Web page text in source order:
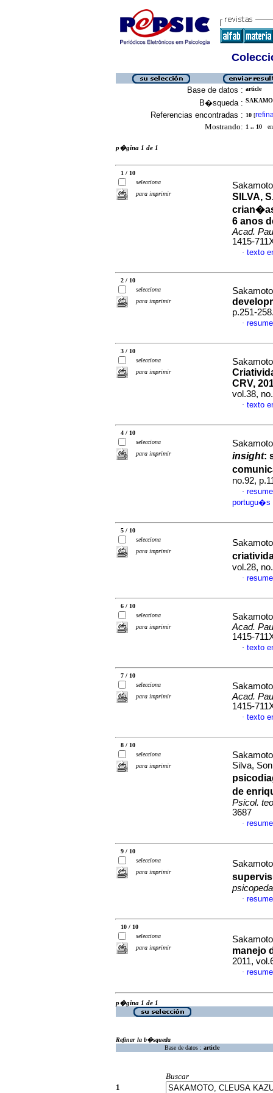
Base de datos : article
B�squeda :
Referencias encontradas : 10 [
Mostrando: 1 .. 10 en
p�gina 1 de 1
1 / 10
selecciona
para imprimir
SILVA,
6 anos
Acad.
1415-
· texto
2 / 10
selecciona
para imprimir
p.251-
·
3 / 10
selecciona
para imprimir
CRV,
vol.38,
· texto
4 / 10
selecciona
para imprimir
insight:
no.92,
·
portugu�s
5 / 10
selecciona
para imprimir
vol.28,
·
6 / 10
selecciona
para imprimir
Acad.
1415-
· texto
7 / 10
selecciona
para imprimir
Acad.
1415-
· texto
8 / 10
selecciona
para imprimir
Silva,
de
Psicol.
3687
·
9 / 10
selecciona
para imprimir
·
10 / 10
selecciona
para imprimir
manejo
2011,
·
p�gina 1 de 1
Refinar la b�squeda
Base de datos : article
Buscar
1